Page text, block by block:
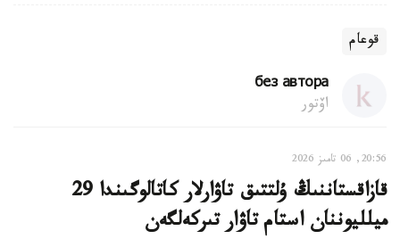
قوعام
без автора
اۆتور
20:56, 06 تامىز 2026
قازاقستاننىڭ ۇلتتىق تاۋارلار كاتالوگىندا 29
ميلليوننان استام تاۋار تىركەلگەن